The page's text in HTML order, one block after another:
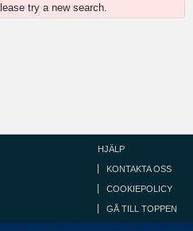
try a new search.
HJÄLP
KONTAKTA OSS
COOKIEPOLICY
GÅ TILL TOPPEN